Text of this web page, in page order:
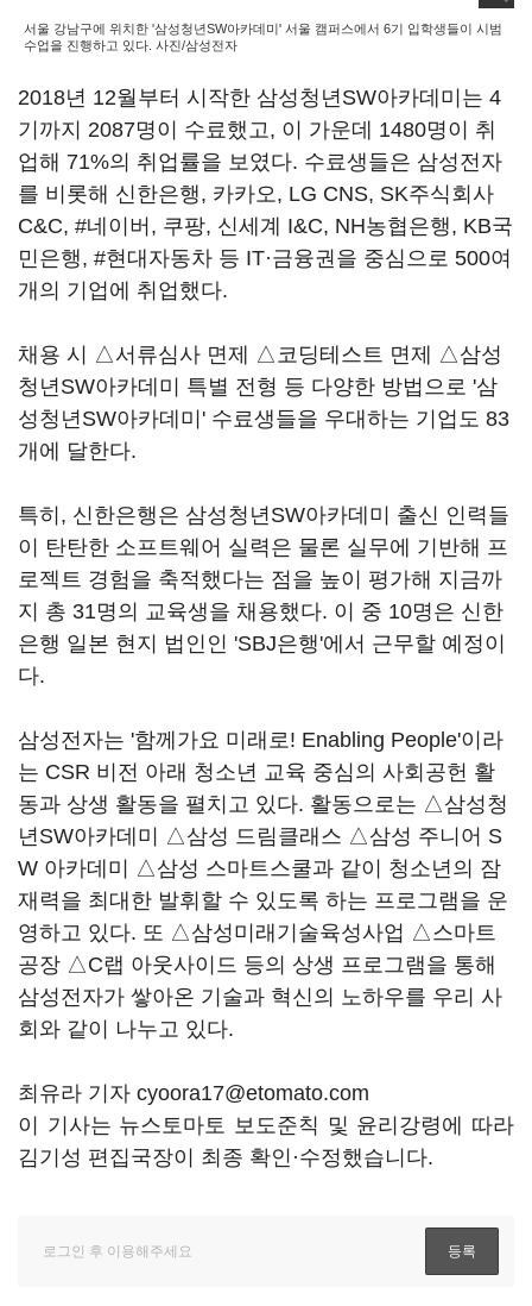
서울 강남구에 위치한 '삼성청년SW아카데미' 서울 캠퍼스에서 6기 입학생들이 시범
수업을 진행하고 있다. 사진/삼성전자
2018년 12월부터 시작한 삼성청년SW아카데미는 4
기까지 2087명이 수료했고, 이 가운데 1480명이 취
업해 71%의 취업률을 보였다. 수료생들은 삼성전자
를 비롯해 신한은행, 카카오, LG CNS, SK주식회사
C&C, #네이버, 쿠팡, 신세계 I&C, NH농협은행, KB국
민은행, #현대자동차 등 IT·금융권을 중심으로 500여
개의 기업에 취업했다.
채용 시 △서류심사 면제 △코딩테스트 면제 △삼성
청년SW아카데미 특별 전형 등 다양한 방법으로 '삼
성청년SW아카데미' 수료생들을 우대하는 기업도 83
개에 달한다.
특히, 신한은행은 삼성청년SW아카데미 출신 인력들
이 탄탄한 소프트웨어 실력은 물론 실무에 기반해 프
로젝트 경험을 축적했다는 점을 높이 평가해 지금까
지 총 31명의 교육생을 채용했다. 이 중 10명은 신한
은행 일본 현지 법인인 'SBJ은행'에서 근무할 예정이
다.
삼성전자는 '함께가요 미래로! Enabling People'이라
는 CSR 비전 아래 청소년 교육 중심의 사회공헌 활
동과 상생 활동을 펼치고 있다. 활동으로는 △삼성청
년SW아카데미 △삼성 드림클래스 △삼성 주니어 S
W 아카데미 △삼성 스마트스쿨과 같이 청소년의 잠
재력을 최대한 발휘할 수 있도록 하는 프로그램을 운
영하고 있다. 또 △삼성미래기술육성사업 △스마트
공장 △C랩 아웃사이드 등의 상생 프로그램을 통해
삼성전자가 쌓아온 기술과 혁신의 노하우를 우리 사
회와 같이 나누고 있다.
최유라 기자 cyoora17@etomato.com
이 기사는 뉴스토마토 보도준칙 및 윤리강령에 따라
김기성 편집국장이 최종 확인·수정했습니다.